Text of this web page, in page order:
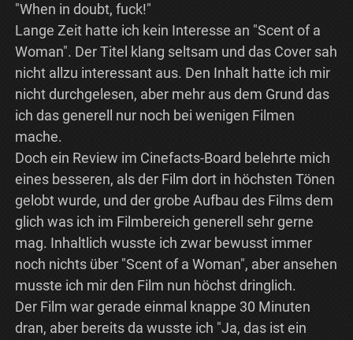
"When in doubt, fuck!"
Lange Zeit hatte ich kein Interesse an "Scent of a
Woman". Der Titel klang seltsam und das Cover sah
nicht allzu interessant aus. Den Inhalt hatte ich mir
nicht durchgelesen, aber mehr aus dem Grund das
ich das generell nur noch bei wenigen Filmen
mache.
Doch ein Review im Cinefacts-Board belehrte mich
eines besseren, als der Film dort in höchsten Tönen
gelobt wurde, und der grobe Aufbau des Films dem
glich was ich im Filmbereich generell sehr gerne
mag. Inhaltlich wusste ich zwar bewusst immer
noch nichts über "Scent of a Woman", aber ansehen
musste ich mir den Film nun höchst dringlich.
Der Film war gerade einmal knappe 30 Minuten
dran, aber bereits da wusste ich "Ja, das ist ein